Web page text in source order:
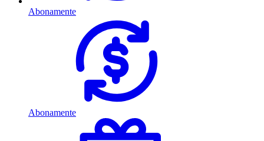
Abonamente
Abonamente